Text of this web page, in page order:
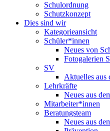
Schulordnung
Schutzkonzept
Dies sind wir
Kategorieansicht
Schüler*innen
Neues von
Fotogalerien
SV
Aktuelles aus
Lehrkräfte
Neues aus
Mitarbeiter*innen
Beratungsteam
Neues aus